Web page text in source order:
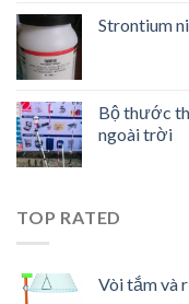
Strontium
Bộ thước
ngoài trời
TOP RATED
Vòi tắm và